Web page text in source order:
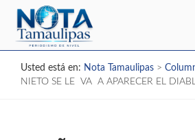
Usted está en: Nota Tamaulipas >
NIETO SE LE VA A APARECER EL